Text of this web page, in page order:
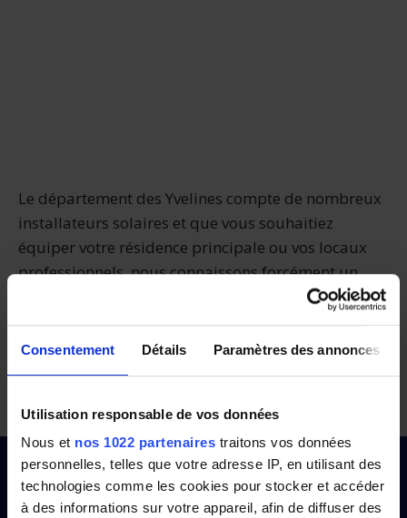
Consentement Détails Paramètres des annonces
Utilisation responsable de vos données
Nous et nos 1022 partenaires traitons vos données
personnelles, telles que votre adresse IP, en utilisant des
technologies comme les cookies pour stocker et accéder
à des informations sur votre appareil, afin de diffuser des
Le département des Yvelines compte de nombreux
installateurs solaires et que vous souhaitiez
équiper votre résidence principale ou vos locaux
professionnels, nous connaissons forcément un
Panneauxsolaires.fr et comparez les offres des
installateurs proches de chez vous.
Comparez dans les Yvelines